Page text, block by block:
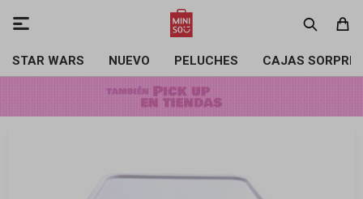
STAR WARS NUEVO PELUCHES CAJAS
